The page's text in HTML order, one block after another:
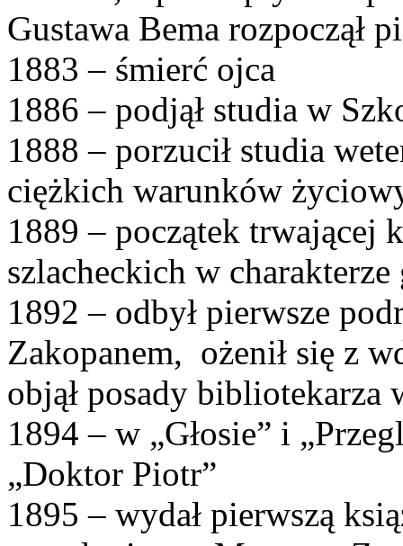
Gustawa Bema rozpoczął
1883 – śmierć ojca
1886 – podjął studia w
1888 – porzucił studia
ciężkich warunków
1889 – początek
szlacheckich w charakterze
1892 – odbył pierwsze
Zakopanem, ożenił się z
objął posady bibliotekarza
1894 – w „Głosie” i
„Doktor Piotr”
1895 – wydał pierwszą